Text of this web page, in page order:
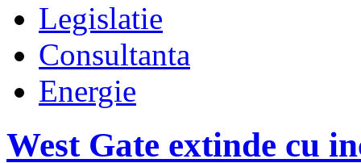
Legislatie
Consultanta
Energie
West Gate extinde cu